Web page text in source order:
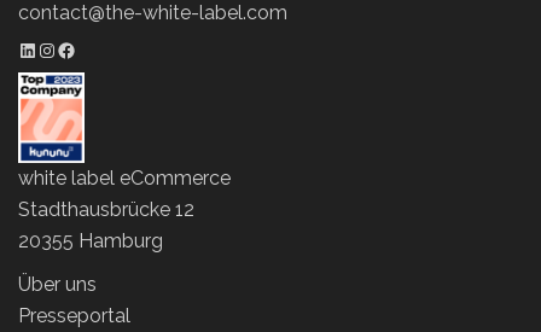
contact@the-white-label.com
LinkedIn Profil
Instagram Profil
Facebook Profil
white label eCommerce
Stadthausbrücke 12
20355 Hamburg
Über uns
Presseportal